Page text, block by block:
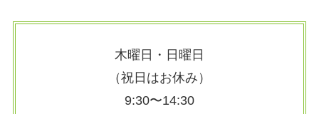
木曜日・日曜日
（祝日はお休み）
9:30〜14:30